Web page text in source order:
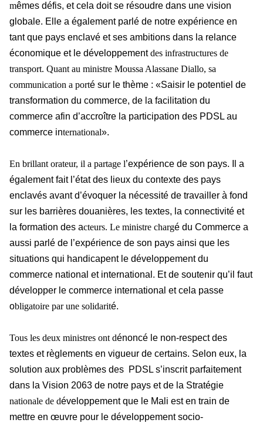
mêmes défis, et cela doit se résoudre dans une vision
globale. Elle a également parlé de notre expérience en
tant que pays enclavé et ses ambitions dans la relance
économique et le développementdes infrastructures de
transport. Quant au ministre Moussa Alassane Diallo, sa
communication a porté sur le thème : «Saisir le potentiel de
transformation du commerce, de la facilitation du
commerce afin d’accroître la participation des PDSL au
commerce international».
En brillant orateur, il a partage l’expérience de son pays. Il a
également fait l’état des lieux du contexte des pays
enclavés avant d’évoquer la nécessité de travailler à fond
sur les barrières douanières, les textes, la connectivité et
la formation des acteurs. Le ministre chargé du Commerce a
aussi parlé de l’expérience de son pays ainsi que les
situations qui handicapent le développement du
commerce national et international. Et de soutenir qu’il faut
développer le commerce international et cela passe
obligatoire par une solidarité.
Tous les deux ministres ont dénoncé le non-respect des
textes et règlements en vigueur de certains. Selon eux, la
solution aux problèmes des PDSL s’inscrit parfaitement
dans la Vision 2063 de notre pays et de la Stratégie
nationale de développement que le Mali est en train de
mettre en œuvre pour le développement socio-